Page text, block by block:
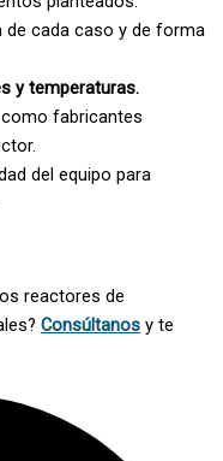
de cada caso y de forma
y temperaturas.
fabricantes
del equipo para
reactores de
Consúltanos y te